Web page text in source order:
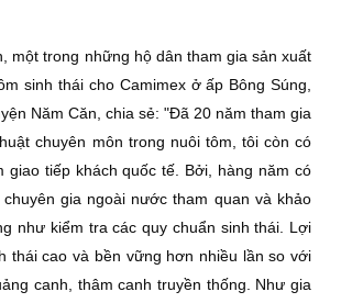
một trong những hộ dân tham gia sản xuất
sinh thái cho Camimex ở ấp Bông Súng,
Năm Căn, chia sẻ: "Ðã 20 năm tham gia
chuyên môn trong nuôi tôm, tôi còn có
giao tiếp khách quốc tế. Bởi, hàng năm có
gia ngoài nước tham quan và khảo
như kiểm tra các quy chuẩn sinh thái. Lợi
thái cao và bền vững hơn nhiều lần so với
canh, thâm canh truyền thống. Như gia